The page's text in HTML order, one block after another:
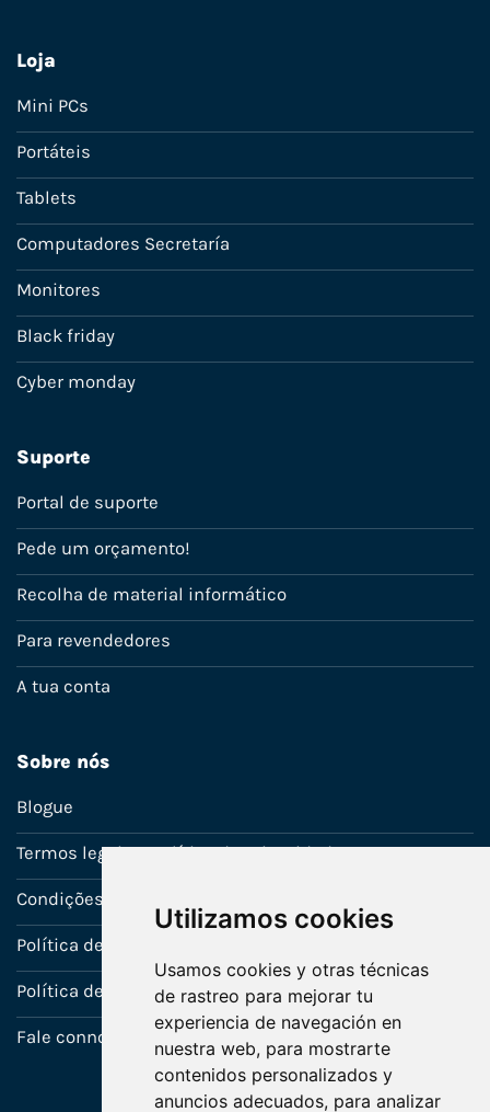
Utilizamos cookies
Usamos cookies y otras técnicas
de rastreo para mejorar tu
experiencia de navegación en
nuestra web, para mostrarte
contenidos personalizados y
anuncios adecuados, para analizar
Loja
Mini PCs
Portáteis
Tablets
Computadores Secretaría
Monitores
Black friday
Cyber monday
Suporte
Portal de suporte
Pede um orçamento!
Recolha de material informático
Para revendedores
A tua conta
Sobre nós
Blogue
Termos legais e política de privacidade
Condições de venda
Política de Garantia
Política de utilização de cookies
Fale connosco